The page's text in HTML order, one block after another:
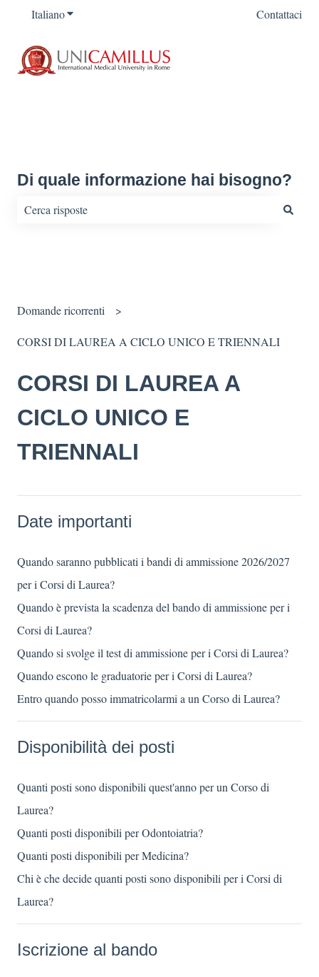
ItalianoMostra sottomenu per le traduzioni Contattaci
Di quale informazione hai bisogno?
Domande ricorrenti
CORSI DI LAUREA A CICLO UNICO E TRIENNALI
CORSI DI LAUREA A
CICLO UNICO E
TRIENNALI
Date importanti
Quando saranno pubblicati i bandi di ammissione 2026/2027
per i Corsi di Laurea?
Quando è prevista la scadenza del bando di ammissione per i
Corsi di Laurea?
Quando si svolge il test di ammissione per i Corsi di Laurea?
Quando escono le graduatorie per i Corsi di Laurea?
Entro quando posso immatricolarmi a un Corso di Laurea?
Disponibilità dei posti
Quanti posti sono disponibili quest'anno per un Corso di
Laurea?
Quanti posti disponibili per Odontoiatria?
Quanti posti disponibili per Medicina?
Chi è che decide quanti posti sono disponibili per i Corsi di
Laurea?
Iscrizione al bando